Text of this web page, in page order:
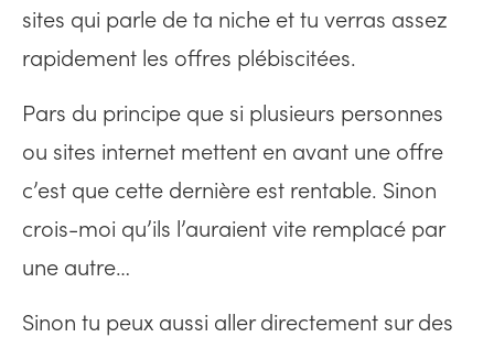
sites qui parle de ta niche et tu verras assez
rapidement les offres plébiscitées.
Pars du principe que si plusieurs personnes
ou sites internet mettent en avant une offre
c’est que cette dernière est rentable. Sinon
crois-moi qu’ils l’auraient vite remplacé par
une autre…
Sinon tu peux aussi aller directement sur des